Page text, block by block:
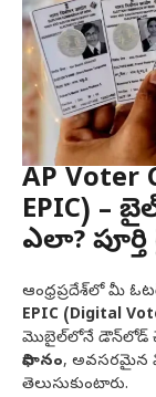
AP Voter
EPIC) –
ఎలా?
ఆంధ్రప్రదేశ్‌లో మీ
EPIC (Digital
మొబైల్‌లోనే డౌన్‌లోడ్
విధానం, అవసరమైన
తెలుసుకుంటారు.